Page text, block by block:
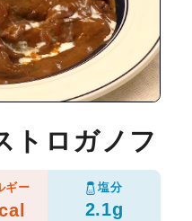
トロガノフ
ギー 塩分
2.1g